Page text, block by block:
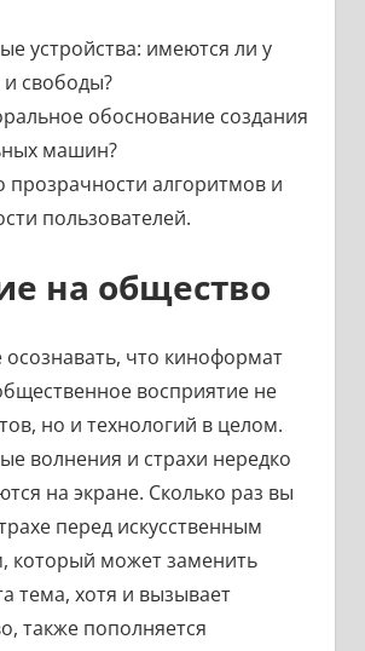
устройства: имеются ли у
свободы?
обоснование создания
машин?
прозрачности алгоритмов и
пользователей.
на общество
что киноформат
восприятие не
но и технологий в целом.
волнения и страхи нередко
на экране. Сколько раз вы
перед искусственным
который может заменить
тема, хотя и вызывает
также пополняется